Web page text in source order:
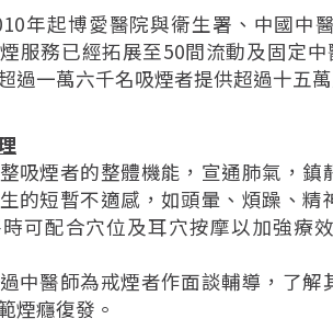
年起博愛醫院與衞生署、中國中
服務已經拓展至50間流動及固定
過一萬六千名吸煙者提供超過十五
吸煙者的整體機能，宣通肺氣，
的短暫不適感，如頭暈、煩躁、
可配合穴位及耳穴按摩以加強療
中醫師為戒煙者作面談輔導，了
煙癮復發。